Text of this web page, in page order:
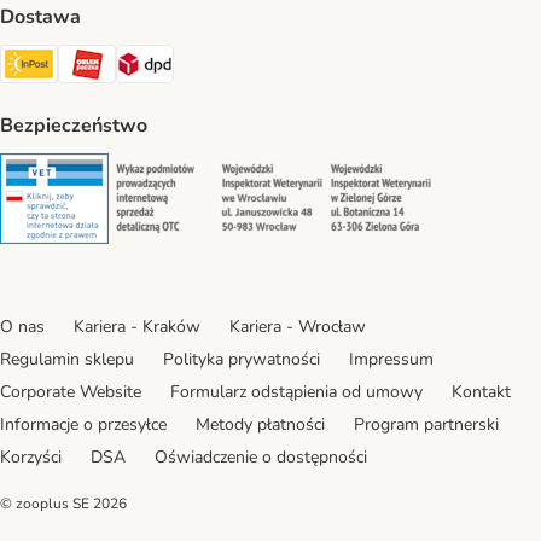
Dostawa
Paczkomat® Shipping Method
ORLEN Paczka Shipping Method
DPD Shipping Method
Bezpieczeństwo
Security Security Security
O nas Kariera - Kraków
Kariera - Wrocław
Regulamin sklepu
Polityka prywatności
Impressum
Corporate Website
Formularz odstąpienia od umowy
Kontakt
Informacje o przesyłce
Metody płatności
Program partnerski
Korzyści
DSA Oświadczenie o dostępności
© zooplus SE 2026